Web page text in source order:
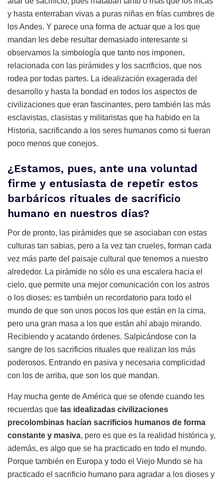
y hasta enterraban vivas a puras niñas en frías cumbres de
los Andes. Y parece una forma de actuar que a los que
mandan les debe resultar demasiado interesante si
observamos la simbología que tanto nos imponen,
relacionada con las pirámides y los sacrificios, que nos
rodea por todas partes. La idealización exagerada del
desarrollo y hasta la bondad en todos los aspectos de
civilizaciones que eran fascinantes, pero también las más
esclavistas, clasistas y militaristas que ha habido en la
Historia, sacrificando a los seres humanos como si fueran
poco menos que conejos.
¿Estamos, pues, ante una voluntad
firme y entusiasta de repetir estos
barbáricos rituales de sacrificio
humano en nuestros días?
Por de pronto, las pirámides que se asociaban con estas
culturas tan sabias, pero a la vez tan crueles, forman cada
vez más parte del paisaje cultural que tenemos a nuestro
alrededor. La pirámide no sólo es una escalera hacia el
cielo, que permite una mejor comunicación con los astros
o los dioses: es también un recordatorio para todo el
mundo de que son unos pocos los que están en la cima,
pero una gran masa a los que están ahí abajo mirando.
Recibiendo y acatando órdenes. Salpicándose con la
sangre de los sacrificios rituales que realizan los más
poderosos. Entrando en pasiva y necesaria complicidad
con los de arriba, que son los que mandan.
Hay mucha gente de América que se ofende cuando les
recuerdas que las idealizadas civilizaciones
precolombinas hacían sacrificios humanos de forma
constante y masiva, pero es que es la realidad histórica y,
además, es algo que se ha practicado en todo el mundo.
Porque también en Europa y todo el Viejo Mundo se ha
practicado el sacrificio humano para agradar a los dioses y